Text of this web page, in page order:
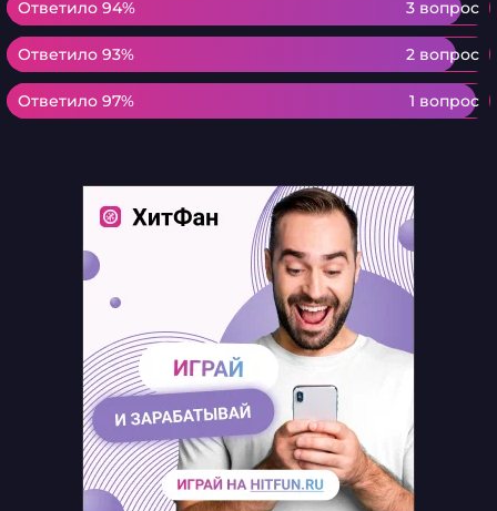
Ответило 94% 3 вопрос
Ответило 94%
Ответило 93% 2 вопрос
Ответило 93%
Ответило 97% 1 вопрос
Ответило 97%